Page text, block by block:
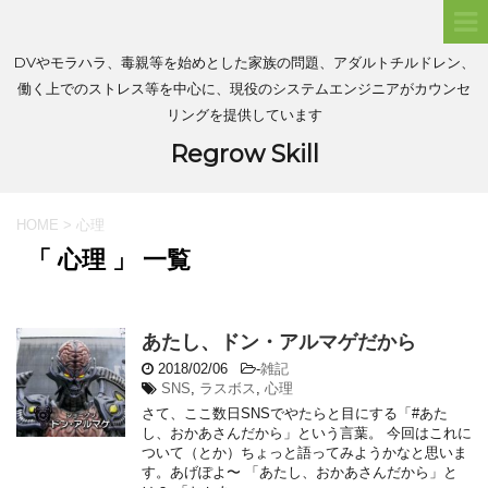
DVやモラハラ、毒親等を始めとした家族の問題、アダルトチルドレン、
働く上でのストレス等を中心に、現役のシステムエンジニアがカウンセ
リングを提供しています
Regrow Skill
HOME > 心理
「 心理 」 一覧
あたし、ドン・アルマゲだから
2018/02/06 -雑記
SNS, ラスボス , 心理
さて、ここ数日SNSでやたらと目にする「#あた
し、おかあさんだから」という言葉。 今回はこれに
ついて（とか）ちょっと語ってみようかなと思いま
す。あげぽよ〜 「あたし、おかあさんだから」と